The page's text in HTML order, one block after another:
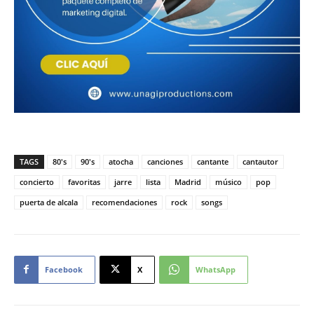
TAGS 80's 90's atocha canciones cantante
cantautor
concierto
favoritas jarre lista Madrid músico
pop
puerta de alcala
recomendaciones rock songs
Facebook X WhatsApp